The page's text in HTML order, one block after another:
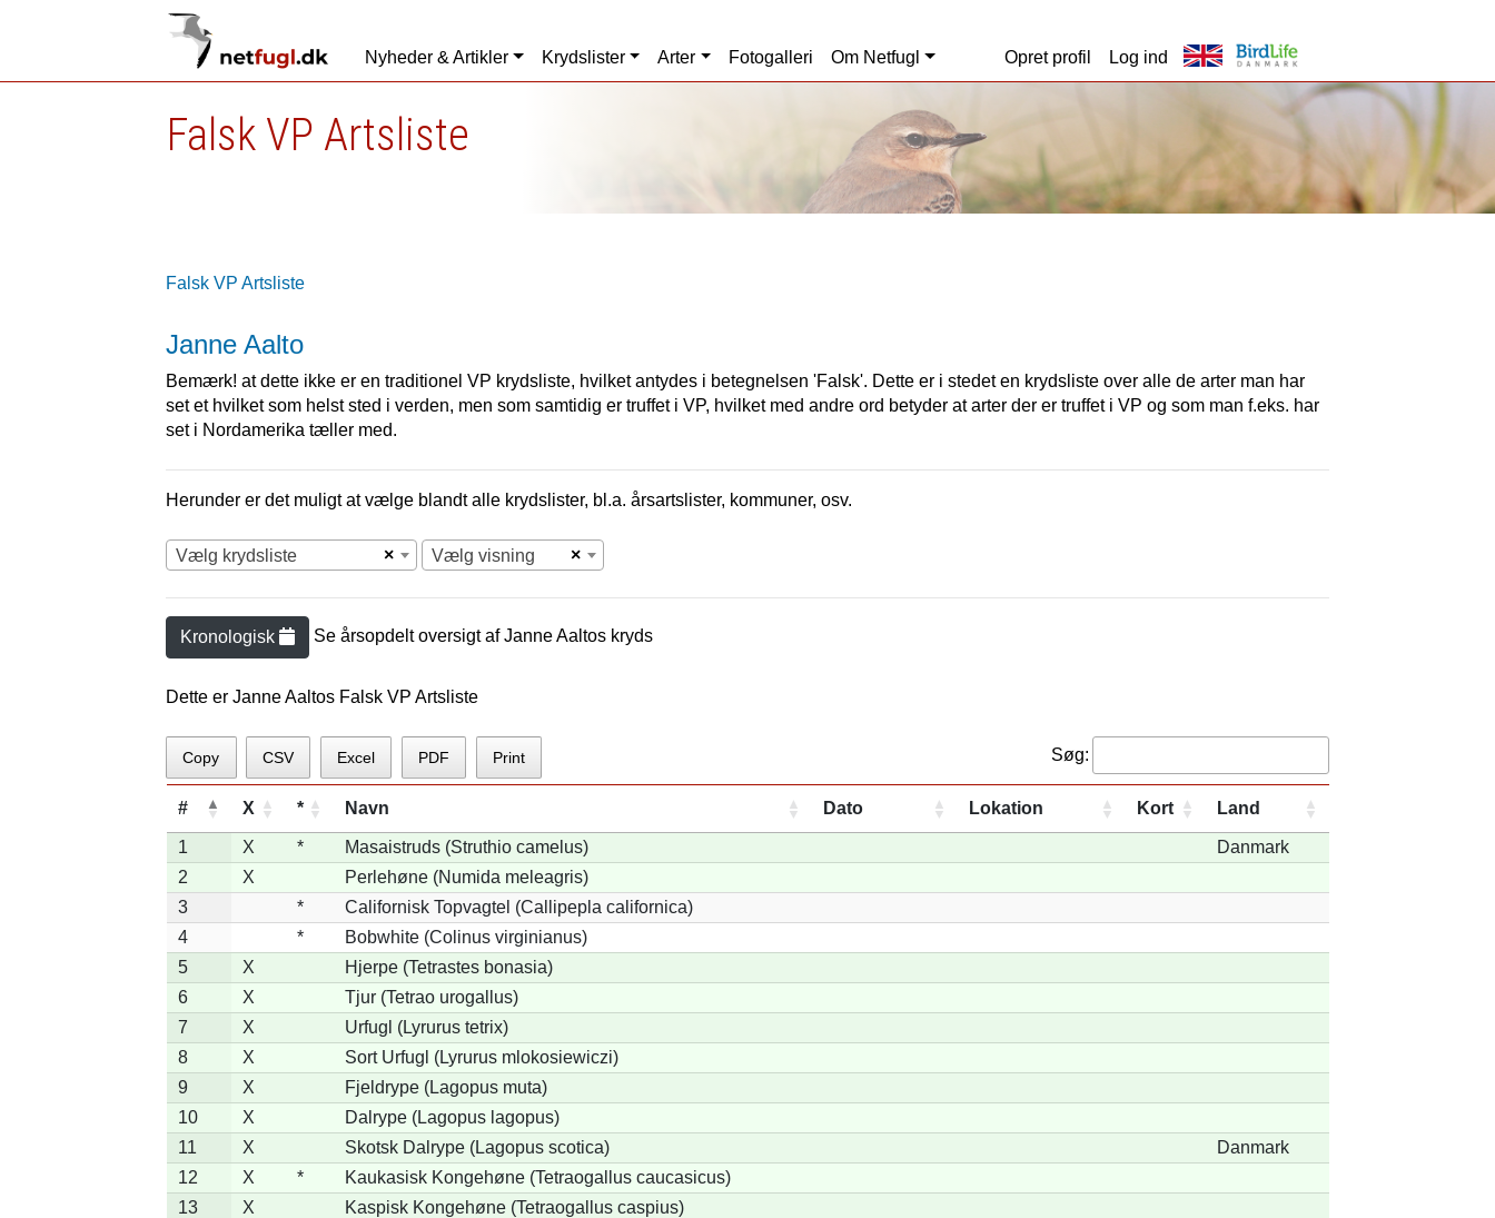
Nyheder & Artikler Krydslister Arter Fotogalleri Om Netfugl Opret profil Log ind
Falsk VP Artsliste
Falsk VP Artsliste
Janne Aalto
Bemærk! at dette ikke er en traditionel VP krydsliste, hvilket antydes i betegnelsen 'Falsk'. Dette er i stedet en krydsliste over alle de arter man har
set et hvilket som helst sted i verden, men som samtidig er truffet i VP, hvilket med andre ord betyder at arter der er truffet i VP og som man f.eks. har
set i Nordamerika tæller med.
Herunder er det muligt at vælge blandt alle krydslister, bl.a. årsartslister, kommuner, osv.
×
Vælg krydsliste ×
Vælg visning
Kronologisk Se årsopdelt oversigt afJanne Aaltos kryds
Dette er Janne Aaltos Falsk VP Artsliste
Copy CSV Excel PDF Print Søg:
# X * Navn Dato Lokation Kort Land
1 X * Masaistruds (Struthio camelus)
Danmark
2
X
Perlehøne (Numida meleagris)
3
*
Californisk Topvagtel (Callipepla californica)
4
*
Bobwhite (Colinus virginianus)
5
X
Hjerpe (Tetrastes bonasia)
6
X
Tjur (Tetrao urogallus)
7
X
Urfugl (Lyrurus tetrix)
8
X
Sort Urfugl (Lyrurus mlokosiewiczi)
9
X
Fjeldrype (Lagopus muta)
10
X
Dalrype (Lagopus lagopus)
11
X Skotsk Dalrype (Lagopus scotica)
Danmark
12
X *
Kaukasisk Kongehøne (Tetraogallus caucasicus)
13
X
Kaspisk Kongehøne (Tetraogallus caspius)